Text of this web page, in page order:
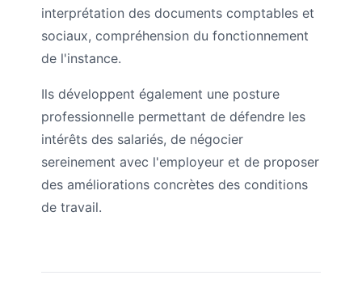
interprétation des documents comptables et
sociaux, compréhension du fonctionnement
de l'instance.
Ils développent également une posture
professionnelle permettant de défendre les
intérêts des salariés, de négocier
sereinement avec l'employeur et de proposer
des améliorations concrètes des conditions
de travail.